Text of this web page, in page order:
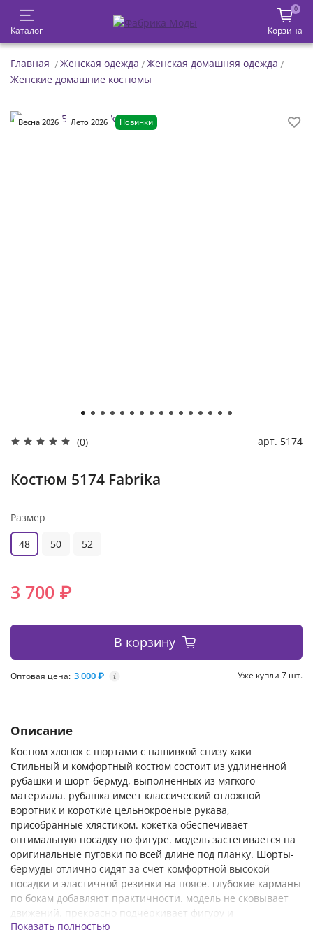
Каталог
0
Корзина
Главная Женская одежда
Женская домашняя одежда
Женские домашние костюмы
Весна 2026 Лето 2026 Новинки
(0) арт. 5174
Костюм 5174 Fabrika
Размер
48
50 52
3 700 ₽
В корзину
Оптовая цена: 3 000 ₽ i Уже купли 7 шт.
Описание
Костюм хлопок с шортами с нашивкой снизу хаки
Стильный и комфортный костюм состоит из удлиненной
рубашки и шорт-бермуд, выполненных из мягкого
материала. рубашка имеет классический отложной
воротник и короткие цельнокроеные рукава,
присобранные хлястиком. кокетка обеспечивает
оптимальную посадку по фигуре. модель застегивается на
оригинальные пуговки по всей длине под планку. Шорты-
бермуды отлично сидят за счет комфортной высокой
посадки и эластичной резинки на поясе. глубокие карманы
по бокам добавляют практичности. модель не сковывает
движений, прекрасно подчёркивает фигуру и
привлекательно выглядит. Благодаря свободному крою
Показать полностью